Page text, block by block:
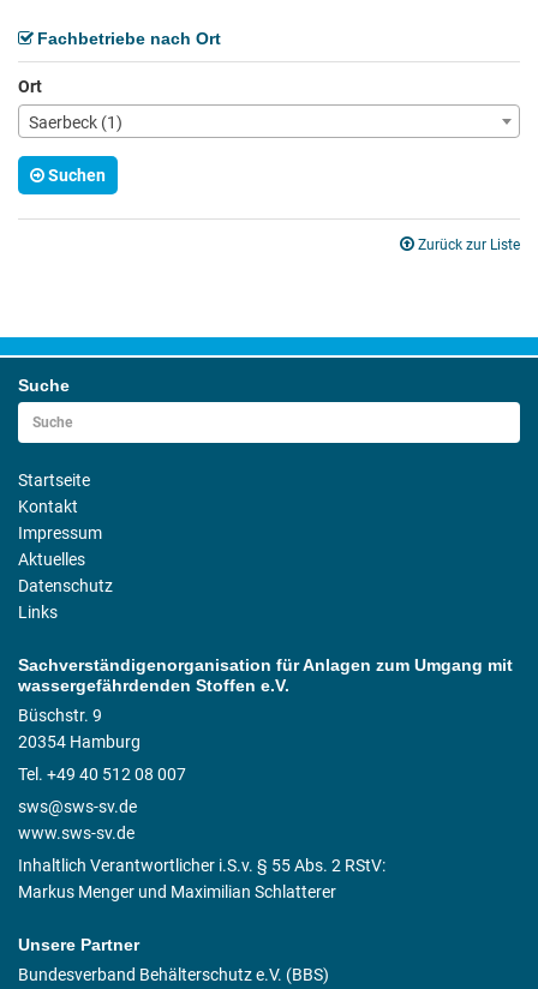
Fachbetriebe nach Ort
Ort
Saerbeck (1)
Suchen
Zurück zur Liste
Suche
Startseite
Kontakt
Impressum
Aktuelles
Datenschutz
Links
Sachverständigenorganisation für Anlagen zum Umgang mit
wassergefährdenden Stoffen e.V.
Büschstr. 9
20354 Hamburg
Tel. +49 40 512 08 007
sws@sws-sv.de
www.sws-sv.de
Inhaltlich Verantwortlicher i.S.v. § 55 Abs. 2 RStV:
Markus Menger und Maximilian Schlatterer
Unsere Partner
Bundesverband Behälterschutz e.V. (BBS)